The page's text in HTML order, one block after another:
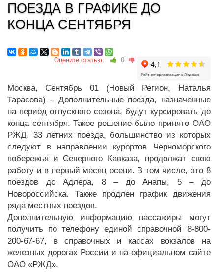
ПОЕЗДА В ГРАФИКЕ ДО
КОНЦА СЕНТЯБРЯ
Оцените статью: 0
Москва, Сентябрь 01 (Новый Регион, Наталья
Тарасова) – Дополнительные поезда, назначенные
на период отпускного сезона, будут курсировать до
конца сентября. Такое решение было принято ОАО
РЖД. 33 летних поезда, большинство из которых
следуют в направлении курортов Черноморского
побережья и Северного Кавказа, продолжат свою
работу и в первый месяц осени. В том числе, это 8
поездов до Адлера, 8 – до Анапы, 5 – до
Новороссийска. Также продлен график движения
ряда местных поездов.
Дополнительную информацию пассажиры могут
получить по телефону единой справочной 8-800-
200-67-67, в справочных и кассах вокзалов на
железных дорогах России и на официальном сайте
ОАО «РЖД».